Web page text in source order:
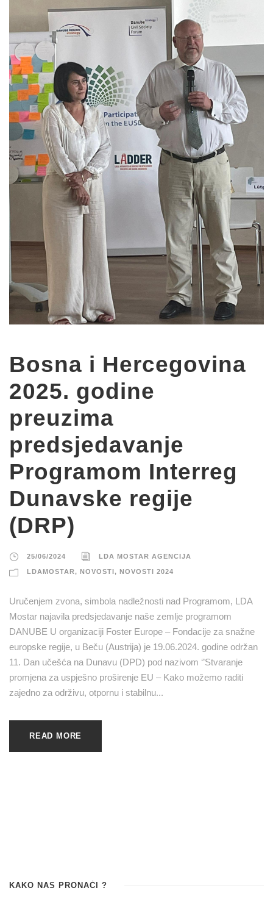
Bosna i Hercegovina
2025. godine
preuzima
predsjedavanje
Programom Interreg
Dunavske regije
(DRP)
25/06/2024 LDA MOSTAR AGENCIJA
LDAMOSTAR, NOVOSTI , NOVOSTI 2024
Uručenjem zvona, simbola nadležnosti nad Programom, LDA
Mostar najavila predsjedavanje naše zemlje programom
DANUBE U organizaciji Foster Europe – Fondacije za snažne
europske regije, u Beču (Austrija) je 19.06.2024. godine održan
11. Dan učešća na Dunavu (DPD) pod nazivom ‘’Stvaranje
promjena za uspješno proširenje EU – Kako možemo raditi
zajedno za održivu, otpornu i stabilnu...
READ MORE
KAKO NAS PRONAĆI ?